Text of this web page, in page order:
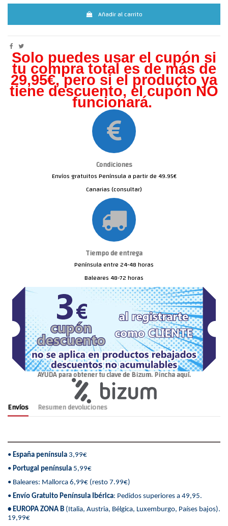
Añadir al carrito
Solo puedes usar el cupón si
tu compra total es de más de
29,95€, pero si el producto ya
tiene descuento, el cupón NO
funcionará.
Condiciones
Envíos gratuitos Península a partir de 49.95€
Canarias (consultar)
Tiempo de entrega
Península entre 24-48 horas
Baleares 48-72 horas
AYUDA para obtener tu clave de Bizum. Pincha aquí.
Envíos Resumen devoluciones
• España península 3,99€
• Portugal península 5,99€
• Baleares: Mallorca 6,99€ (resto 7.99€)
• Envío Gratuito Península Ibérica: Pedidos superiores a 49,95.
• EUROPA ZONA B (Italia, Austria, Bélgica, Luxemburgo, Países bajos).
19,99€